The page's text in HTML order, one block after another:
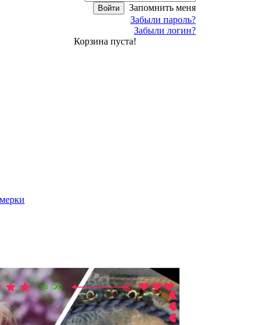
Войти
Запомнить меня
Забыли пароль?
Забыли логин?
Корзина пуста!